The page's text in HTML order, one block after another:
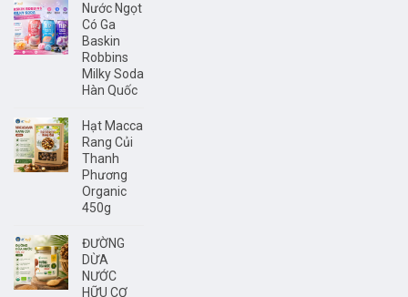
Nước Ngọt
Có Ga
Baskin
Robbins
Milky Soda
Hàn Quốc
Hạt Macca
Rang Củi
Thanh
Phương
Organic
450g
ĐƯỜNG
DỪA
NƯỚC
HỮU CƠ